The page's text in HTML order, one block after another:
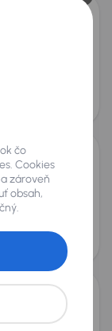
čo
Cookies
zároveň
obsah,